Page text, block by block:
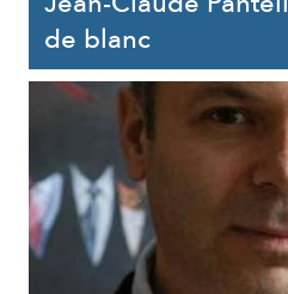
de blanc